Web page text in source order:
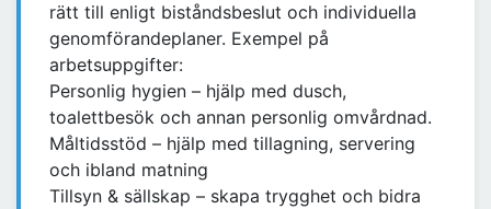
rätt till enligt biståndsbeslut och individuella
genomförandeplaner. Exempel på
arbetsuppgifter:
Personlig hygien – hjälp med dusch,
toalettbesök och annan personlig omvårdnad.
Måltidsstöd – hjälp med tillagning, servering
och ibland matning
Tillsyn & sällskap – skapa trygghet och bidra